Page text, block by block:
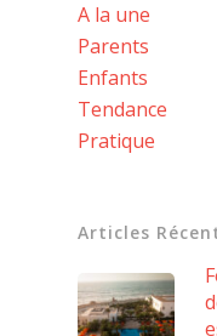
A la une
Parents
Enfants
Tendance
Pratique
Articles